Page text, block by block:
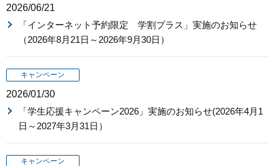
2026/06/21
「インターネット予約限定 学割プラス」実施のお知らせ
（2026年8月21日～2026年9月30日）
キャンペーン
2026/01/30
「学生応援キャンペーン2026」実施のお知らせ(2026年4月1
日～2027年3月31日）
キャンペーン